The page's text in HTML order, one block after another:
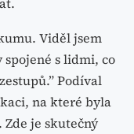
Viděl jsem
s lidmi, co
Podíval
na které byla
je skutečný